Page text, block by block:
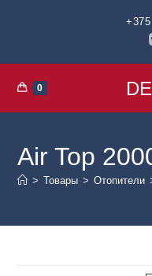
0
Air Top
> Товары > Отопители